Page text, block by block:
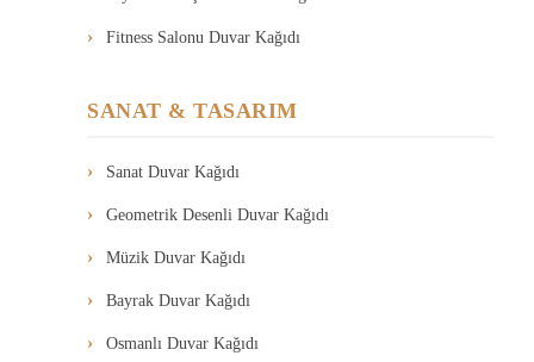
Fitness Salonu Duvar Kağıdı
SANAT & TASARIM
Sanat Duvar Kağıdı
Geometrik Desenli Duvar Kağıdı
Müzik Duvar Kağıdı
Bayrak Duvar Kağıdı
Osmanlı Duvar Kağıdı